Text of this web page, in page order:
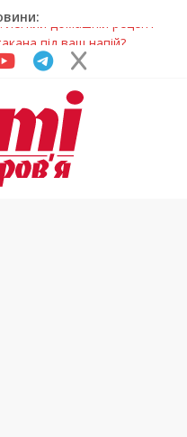
під ваш напій?
за участь у
визнання
України (фото)
домашній рецепт